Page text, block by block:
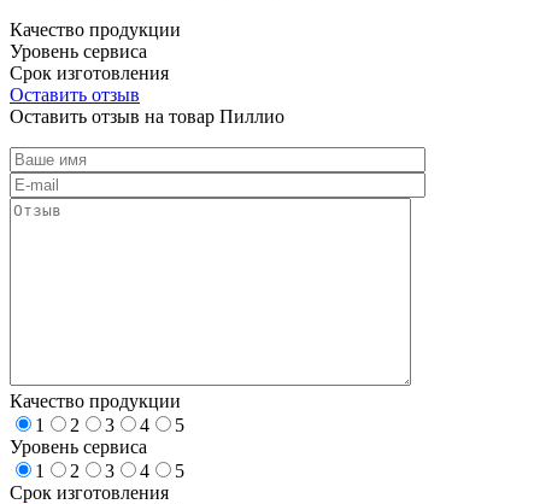
Качество продукции
Уровень сервиса
Срок изготовления
Оставить отзыв
Оставить отзыв на товар Пиллио
Качество продукции
1
2 3 4
5
Уровень сервиса
1
2 3 4
5
Срок изготовления